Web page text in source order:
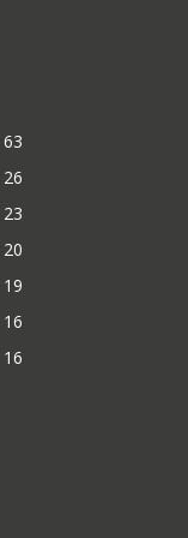
63
26
23
20
19
16
16